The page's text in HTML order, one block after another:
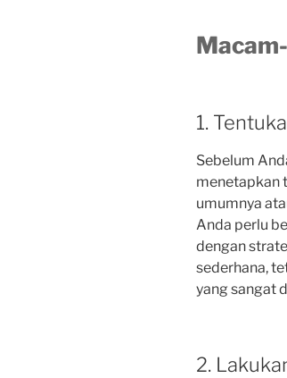
1.
Sebelum
menetapkan
umumnya
Anda perlu
dengan
sederhana,
yang sangat
2.